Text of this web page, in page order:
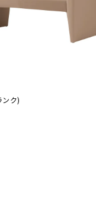
ICO-6(Aランク)
ク)